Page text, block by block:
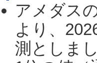
アメダス
より、
測としま